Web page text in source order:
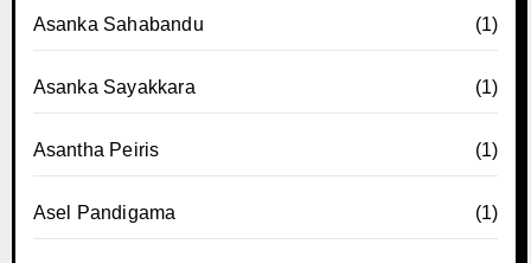
Asanka Sahabandu (1)
Asanka Sayakkara (1)
Asantha Peiris (1)
Asel Pandigama (1)